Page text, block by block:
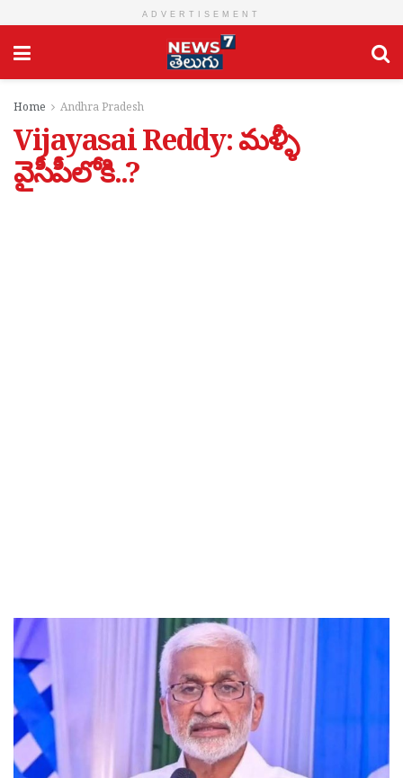
ADVERTISEMENT
Home Andhra Pradesh
Vijayasai Reddy: మళ్ళీ
వైసీపీలోకి..?